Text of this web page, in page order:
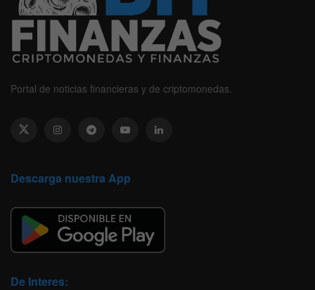
Portal de noticias financieras y de criptomonedas.
Descarga nuestra App
De Interes: